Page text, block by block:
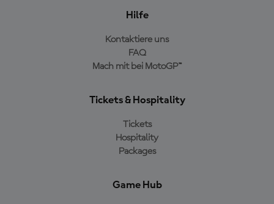
Hilfe
Kontaktiere uns
FAQ
Mach mit bei MotoGP™
Tickets & Hospitality
Tickets
Hospitality
Packages
Game Hub